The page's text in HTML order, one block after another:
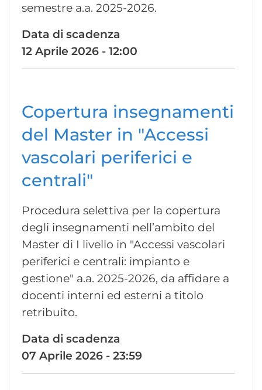
semestre a.a. 2025-2026.
Data di scadenza
12 Aprile 2026 - 12:00
Copertura insegnamenti
del Master in "Accessi
vascolari periferici e
centrali"
Procedura selettiva per la copertura
degli insegnamenti nell’ambito del
Master di I livello in "Accessi vascolari
periferici e centrali: impianto e
gestione" a.a. 2025-2026, da affidare a
docenti interni ed esterni a titolo
retribuito.
Data di scadenza
07 Aprile 2026 - 23:59